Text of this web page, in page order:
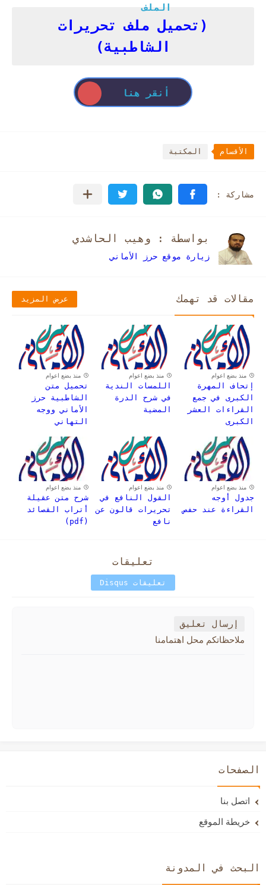
الملف
(تحميل ملف تحريرات
الشاطبية)
أنقر هنا
الأقسام المكتبة
بواسطة : وهيب الحاشدي
زيارة موقع حرز الأماني
مقالات قد تهمك عرض المزيد
منذ بضع اعوام
إتحاف المهرة
الكبرى في جمع
القراءات العشر
الكبرى
منذ بضع اعوام
اللمسات الندية
في شرح الدرة
المضية
منذ بضع اعوام
تحميل متن
الشاطبية حرز
الأماني ووجه
التهاني
منذ بضع اعوام
جدول أوجه
القراءة عند حفص
منذ بضع اعوام
القول النافع في
تحريرات قالون عن
نافع
منذ بضع اعوام
شرح متن عقيلة
أتراب القصائد
(pdf)
تعليقات
تعليقات Disqus
إرسال تعليق
ملاحظاتكم محل اهتمامنا
الصفحات
اتصل بنا
خريطة الموقع
البحث في المدونة